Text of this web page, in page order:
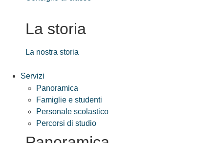
La storia
La nostra storia
Servizi
Panoramica
Famiglie e studenti
Personale scolastico
Percorsi di studio